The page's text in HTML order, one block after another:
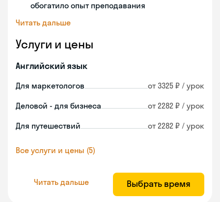
обогатило опыт преподавания
Читать дальше
Услуги и цены
Английский язык
Для маркетологов от 3325 ₽ / урок
Деловой - для бизнеса от 2282 ₽ / урок
Для путешествий от 2282 ₽ / урок
Все услуги и цены (5)
Читать дальше Выбрать время